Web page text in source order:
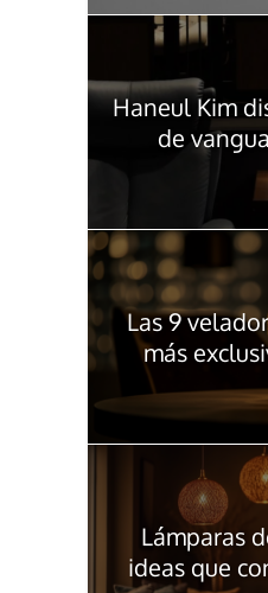
Haneul Kim
de
Las 9
más
Lámparas
ideas que